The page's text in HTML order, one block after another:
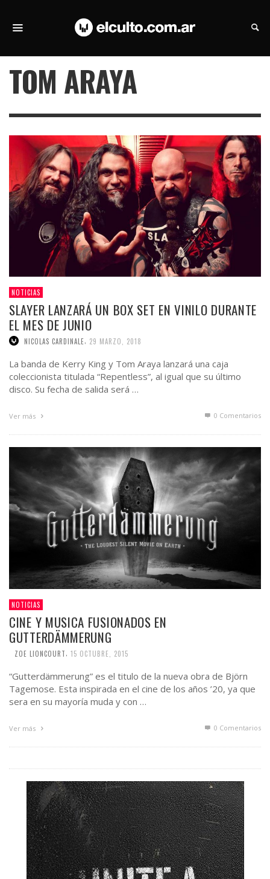
TOM ARAYA
NOTICIAS
SLAYER LANZARÁ UN BOX SET EN VINILO DURANTE
EL MES DE JUNIO
NICOLAS CARDINALE 29 MARZO, 2018
La banda de Kerry King y Tom Araya lanzará una caja
coleccionista titulada “Repentless”, al igual que su último
disco. Su fecha de salida será …
Ver más 0 Comentarios
NOTICIAS
CINE Y MUSICA FUSIONADOS EN
GUTTERDÄMMERUNG
ZOE LIONCOURT 15 OCTUBRE, 2015
“Gutterdämmerung” es el titulo de la nueva obra de Björn
Tagemose. Esta inspirada en el cine de los años ’20, ya que
sera en su mayoría muda y con …
Ver más 0 Comentarios